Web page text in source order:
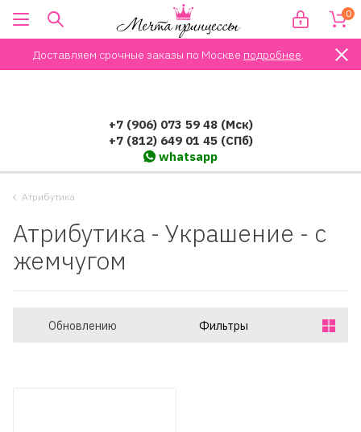
Доставляем срочные заказы по Москве подробнее.
0
+7 (906) 073 59 48 (Мск)
+7 (812) 649 01 45 (СПб)
whatsapp
Атрибутика
Атрибутика - Украшение - с
жемчугом
Обновлению Фильтры